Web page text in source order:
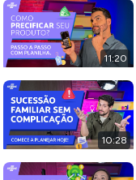
11:20
10:28